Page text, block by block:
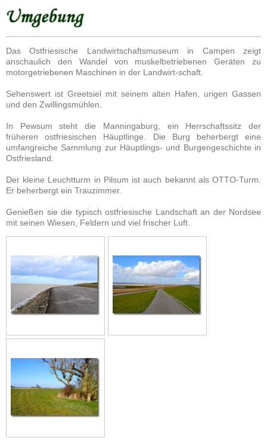
Das Ostfriesische Landwirtschaftsmuseum in Campen zeigt
anschaulich den Wandel von muskelbetriebenen Geräten zu
motorgetriebenen Maschinen in der Landwirt-schaft.
Sehenswert ist Greetsiel mit seinem alten Hafen, urigen Gassen
und den Zwillingsmühlen.
In Pewsum steht die Manningaburg, ein Herrschaftssitz der
früheren ostfriesischen Häuptlinge. Die Burg beherbergt eine
umfangreiche Sammlung zur Häuptlings- und Burgengeschichte in
Ostfriesland.
Der kleine Leuchtturm in Pilsum ist auch bekannt als OTTO-Turm.
Er beherbergt ein Trauzimmer.
Genießen sie die typisch ostfriesische Landschaft an der Nordsee
mit seinen Wiesen, Feldern und viel frischer Luft.